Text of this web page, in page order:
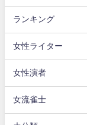
ランキング
女性ライター
女性演者
女流雀士